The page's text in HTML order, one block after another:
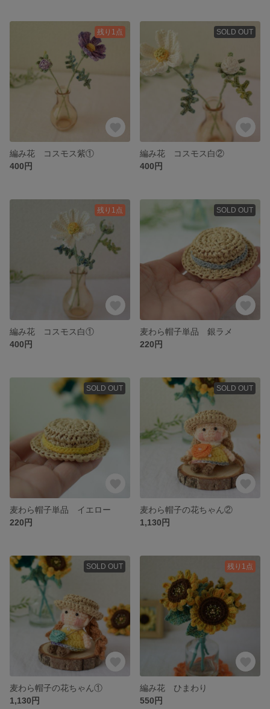
残り1点
編み花 コスモス紫①
400円
SOLD OUT
編み花 コスモス白②
400円
残り1点
編み花 コスモス白①
400円
SOLD OUT
麦わら帽子単品 銀ラメ
220円
SOLD OUT
麦わら帽子単品 イエロー
220円
SOLD OUT
麦わら帽子の花ちゃん②
1,130円
SOLD OUT
麦わら帽子の花ちゃん①
1,130円
残り1点
編み花 ひまわり
550円